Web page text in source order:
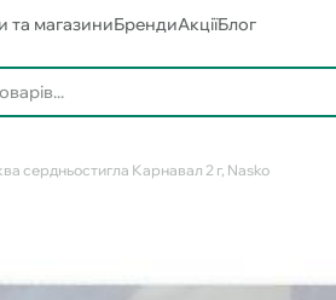
та магазиниБрендиАкціїБлог
сердньостигла Карнавал 2 г, Nasko